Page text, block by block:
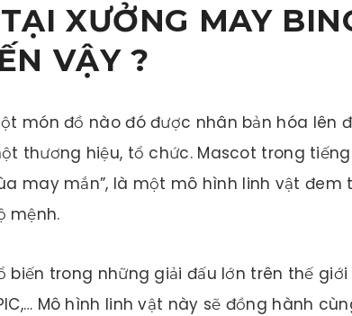
XƯỞNG MAY
VẬY ?
món đồ nào đó được nhân bản hóa lên
thương hiệu, tổ chức. Mascot trong
may mắn”, là một mô hình linh vật đem
mệnh.
biến trong những giải đấu lớn trên thế giới
Mô hình linh vật này sẽ đồng hành